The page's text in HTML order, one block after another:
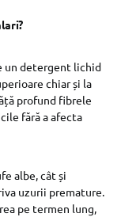
un detergent lichid
chiar și la
profund fibrele
fără a afecta
albe, cât și
uzurii premature.
pe termen lung,